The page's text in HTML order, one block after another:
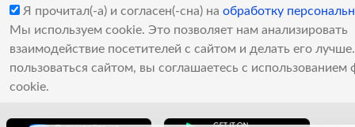
Я прочитал(-а) и согласен(-сна) на обработку
Мы используем cookie. Это позволяет нам анализировать
взаимодействие посетителей с сайтом и делать его
пользоваться сайтом, вы соглашаетесь с использованием
cookie.